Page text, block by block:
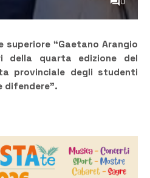
“Gaetano Arangio
quarta edizione del
provinciale degli studenti
difendere”.